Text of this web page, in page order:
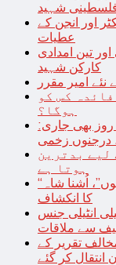
اور انجن کے
عطیات
تین امدادی
کارکن شہید
امیر مقرر
کس کو
ہوگا؟
جارحیت 70 ویں روز بھی جاری:
لیے بدترین
ہوتا ہے
“غزہ کے حالات دیکھ کر اسلام کے قریب آئی ہوں”، اُشنا شاہ
کا انکشاف
انٹیلی جنس
سے ملاقات
تقریر کے
انتقال کر گئے